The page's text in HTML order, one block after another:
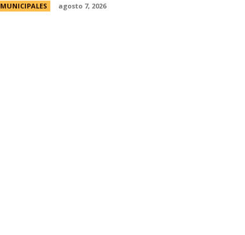
MUNICIPALES agosto 7, 2026